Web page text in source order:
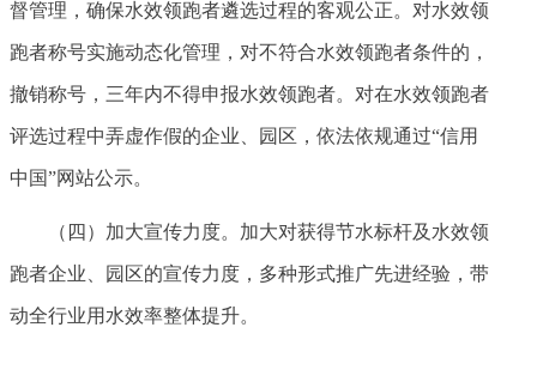
督管理，确保水效领跑者遴选过程的客观公正。对水效领
跑者称号实施动态化管理，对不符合水效领跑者条件的，
撤销称号，三年内不得申报水效领跑者。对在水效领跑者
评选过程中弄虚作假的企业、园区，依法依规通过“信用
中国”网站公示。
（四）加大宣传力度。加大对获得节水标杆及水效领
跑者企业、园区的宣传力度，多种形式推广先进经验，带
动全行业用水效率整体提升。